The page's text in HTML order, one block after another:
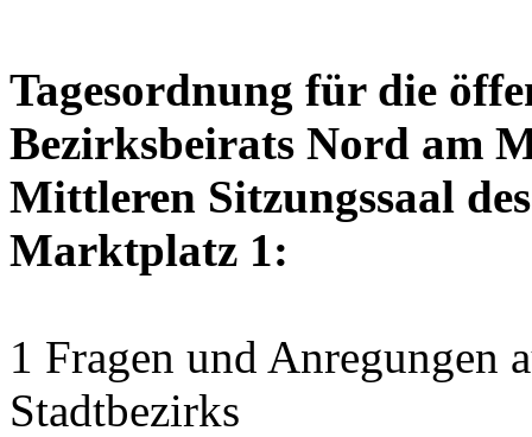
Tagesordnung für die
Bezirksbeirats Nord am
Mittleren Sitzungssaal
Marktplatz 1:
1 Fragen und Anregungen
Stadtbezirks